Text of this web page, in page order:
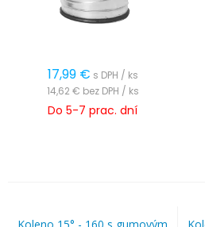
17,99 € s DPH / ks
14,62 € bez DPH / ks
Do 5-7 prac. dní